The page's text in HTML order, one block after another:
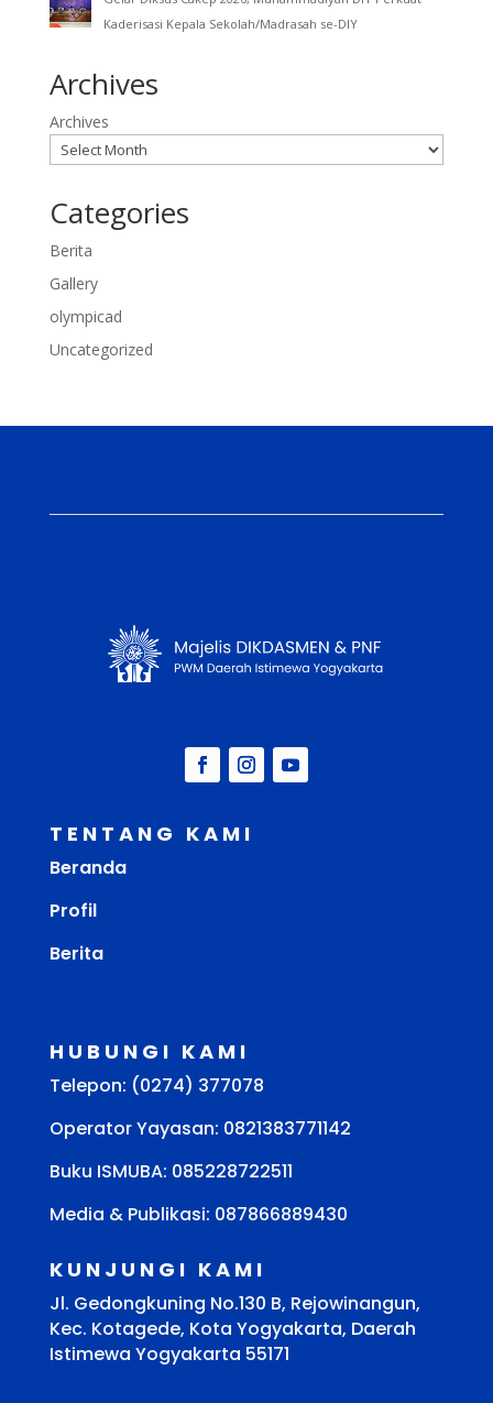
Kaderisasi Kepala Sekolah/Madrasah se-DIY
Archives
Archives
Categories
Berita
Gallery
olympicad
Uncategorized
TENTANG KAMI
Beranda
Profil
Berita
HUBUNGI KAMI
Telepon: (0274) 377078
Operator Yayasan: 0821383771142
Buku ISMUBA: 085228722511
Media & Publikasi: 087866889430
KUNJUNGI KAMI
Jl. Gedongkuning No.130 B, Rejowinangun,
Kec. Kotagede, Kota Yogyakarta, Daerah
Istimewa Yogyakarta 55171